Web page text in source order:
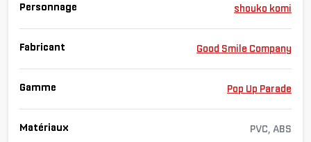
Personnage shouko komi
Fabricant Good Smile Company
Gamme Pop Up Parade
Matériaux PVC, ABS